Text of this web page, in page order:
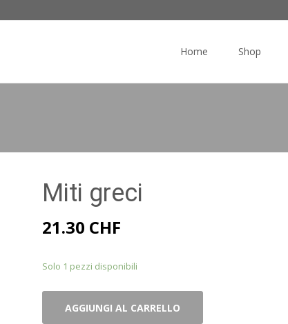
Home Shop
Miti greci
21.30 CHF
Solo 1 pezzi disponibili
AGGIUNGI AL CARRELLO